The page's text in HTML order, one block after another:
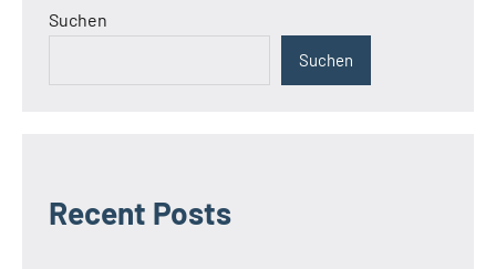
Suchen
Suchen
Recent Posts